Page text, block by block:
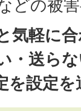
どの被
気軽に
・送ら
を設定